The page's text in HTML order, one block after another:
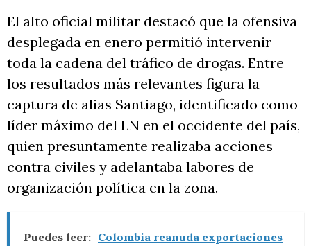
El alto oficial militar destacó que la ofensiva
desplegada en enero permitió intervenir
toda la cadena del tráfico de drogas. Entre
los resultados más relevantes figura la
captura de alias Santiago, identificado como
líder máximo del LN en el occidente del país,
quien presuntamente realizaba acciones
contra civiles y adelantaba labores de
organización política en la zona.
Puedes leer: Colombia reanuda exportaciones